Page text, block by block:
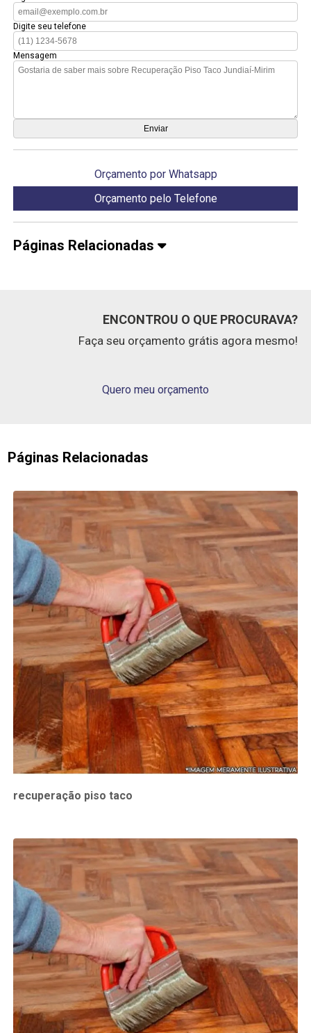
Digite seu telefone
Mensagem
Orçamento por Whatsapp
Orçamento pelo Telefone
Páginas Relacionadas
ENCONTROU O QUE PROCURAVA?
Faça seu orçamento grátis agora mesmo!
Quero meu orçamento
Páginas Relacionadas
recuperação piso taco